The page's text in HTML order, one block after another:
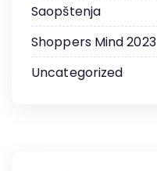
Saopštenja
Shoppers Mind 2023
Uncategorized